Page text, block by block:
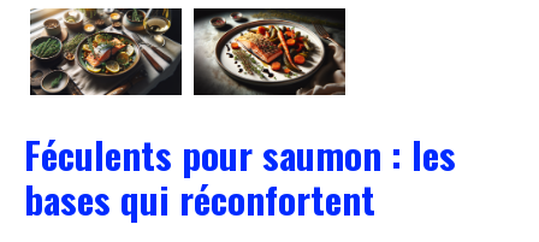
Féculents pour saumon : les
bases qui réconfortent